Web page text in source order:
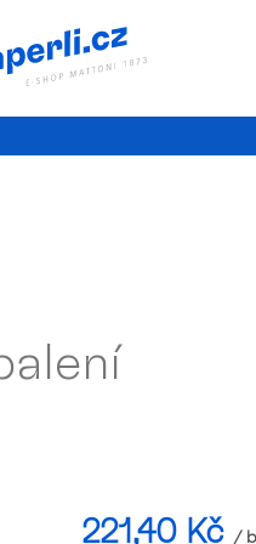
221,40 Kč /